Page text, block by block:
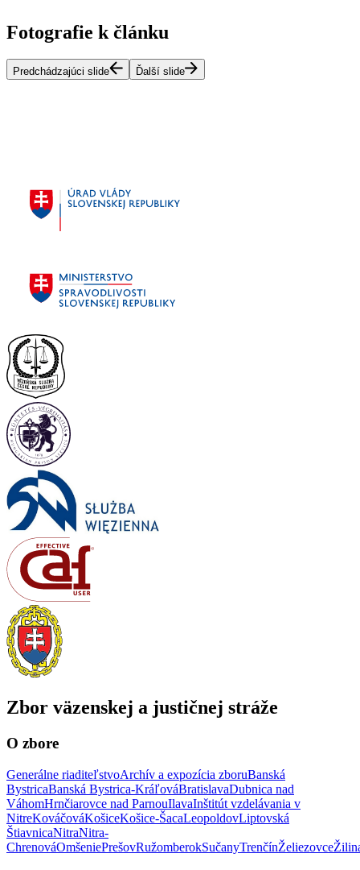
Fotografie k článku
Predchádzajúci slide Ďalší slide
Zbor väzenskej a justičnej stráže
O zbore
Generálne riaditeľstvoArchív a expozícia zboruBanská
BystricaBanská Bystrica-KráľováBratislavaDubnica nad
VáhomHrnčiarovce nad ParnouIlavaInštitút vzdelávania v
NitreKováčováKošiceKošice-ŠacaLeopoldovLiptovská
ŠtiavnicaNitraNitra-
ChrenováOmšeniePrešovRužomberokSučanyTrenčínŽeliezovce